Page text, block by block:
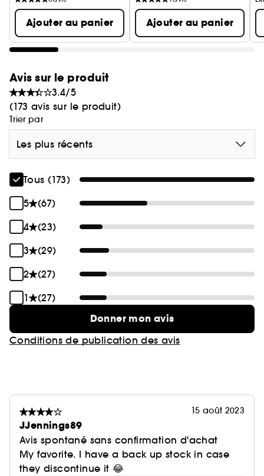
Ajouter au panier Ajouter au panier
Avis sur le produit
3.4/5
(173 avis sur le produit)
Trier par
Les plus récents
Tous (173)
5
(67)
4
(23)
3
(29)
2
(27)
1
(27)
Donner mon avis
Conditions de publication des avis
15 août 2023
JJennings89
Avis spontané sans confirmation d'achat
My favorite. I have a back up stock in case
they discontinue it 😂